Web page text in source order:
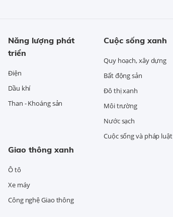
Năng lượng phát
triển
Điện
Dầu khí
Than - Khoáng sản
Cuộc sống xanh
Quy hoạch, xây dựng
Bất động sản
Đô thị xanh
Môi trường
Nước sạch
Cuộc sống và pháp luật
Giao thông xanh
Ô tô
Xe máy
Công nghệ Giao thông